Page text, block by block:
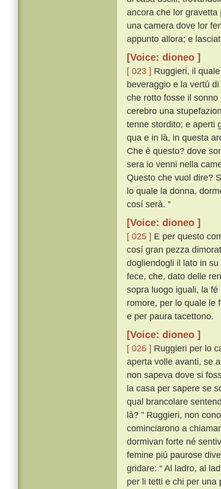
ancora che lor
una camera dove lor
appunto allora; e
[Voice: dioneo ]
[ 023 ] Ruggieri, il
beveraggio e la vertú
che rotto fosse il
cerebro una
tenne stordito; e aperti
qua e in là, in questa
Che è questo? dove
sera io venni nella
Questo che vuol dire?
lo quale la donna,
cosí serà. ”
[Voice: dioneo ]
[ 025 ] E per questo
cosí gran pezza
dogliendogli il lato in
fece, che, dato delle
sopra luogo iguali, la
romore, per lo quale le
e per paura tacettono.
[Voice: dioneo ]
[ 026 ] Ruggieri per lo
aperta volle avanti, se
non sapeva dove si
la casa per sapere se
qual brancolare
là? ” Ruggieri, non
cominciarono a
dormivan forte né
femine piú paurose
gridare: “ Al ladro, al
per li tetti e chi per una